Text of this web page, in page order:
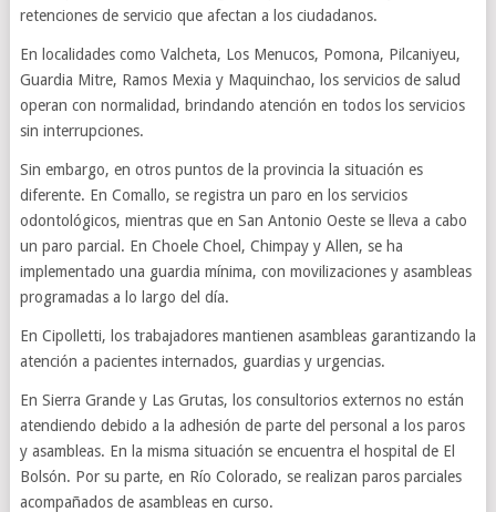
retenciones de servicio que afectan a los ciudadanos.
En localidades como Valcheta, Los Menucos, Pomona, Pilcaniyeu,
Guardia Mitre, Ramos Mexia y Maquinchao, los servicios de salud
operan con normalidad, brindando atención en todos los servicios
sin interrupciones.
Sin embargo, en otros puntos de la provincia la situación es
diferente. En Comallo, se registra un paro en los servicios
odontológicos, mientras que en San Antonio Oeste se lleva a cabo
un paro parcial. En Choele Choel, Chimpay y Allen, se ha
implementado una guardia mínima, con movilizaciones y asambleas
programadas a lo largo del día.
En Cipolletti, los trabajadores mantienen asambleas garantizando la
atención a pacientes internados, guardias y urgencias.
En Sierra Grande y Las Grutas, los consultorios externos no están
atendiendo debido a la adhesión de parte del personal a los paros
y asambleas. En la misma situación se encuentra el hospital de El
Bolsón. Por su parte, en Río Colorado, se realizan paros parciales
acompañados de asambleas en curso.